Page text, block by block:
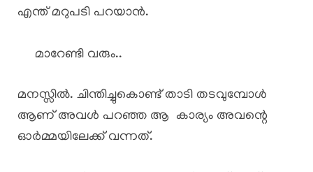
എന്ത് മറുപടി പറയാൻ.
മാറേണ്ടി വരും..
മനസ്സിൽ. ചിന്തിച്ചുകൊണ്ട് താടി തടവുമ്പോൾ
ആണ് അവൾ പറഞ്ഞ ആ കാര്യം അവന്റെ
ഓർമ്മയിലേക്ക് വന്നത്.